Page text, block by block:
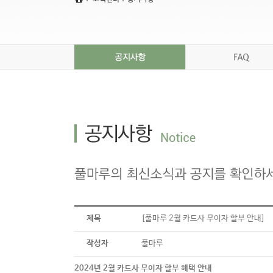
제목 [풀마루 2월 카드사 무이자 할부 안내]
작성자 풀마루
2024년 2월 카드사 무이자 할부 혜택 안내